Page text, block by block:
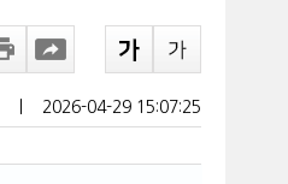
2026-04-29 15:07:25